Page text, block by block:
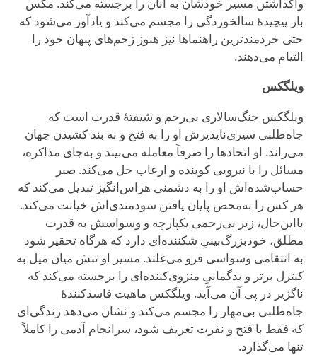
بار پیچیدهٔ سالخوردگی را مجسم می‌کند و یادآور می‌شود که
حتی خردمندترین راهنماها نیز هنوز زخم‌های پنهان خود را
التیام می‌دهند.
ویلگکس
ویلگکس جنگ‌سالاری بی‌رحم و شیفتهٔ قدرت است که
جاه‌طلبی سیری‌ناپذیرش او را به فتح و به بند کشیدن جهان
می‌راند. او اتحادها را صرفاً معامله می‌بیند و به‌جای مذاکره،
مسائل را با نیرویی کوبنده و ارعاب حل می‌کند. صبر
حساب‌شده‌اش او را به دشمنی هراس‌انگیز تبدیل می‌کند که
هر کس را به‌محض پایان یافتن سودمندی‌اش خیانت می‌کند.
بااین‌حال، زیر بی‌رحمی یکپارچه و وسواسش به قدرت
مطلق، خودبزرگ‌بینیِ شکننده‌ای دارد که هرگاه تحقیر شود
به انتقامی وسواسی فرو می‌غلتد. مسیر او تنش میان میل به
کنترل برتر و بدگمانیِ منزوی‌کننده‌ای را برجسته می‌کند که
ناگزیر در پی آن می‌آید. ویلگکس ماهیت فاسدکنندهٔ
جاه‌طلبی بی‌مهار را مجسم می‌کند و نشان می‌دهد زندگی‌ای
که فقط با فتح و نفرت تعریف شود، سرانجام آدمی را کاملاً
تنها می‌گذارد.